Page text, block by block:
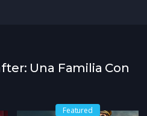
Una Familia Con
Featured